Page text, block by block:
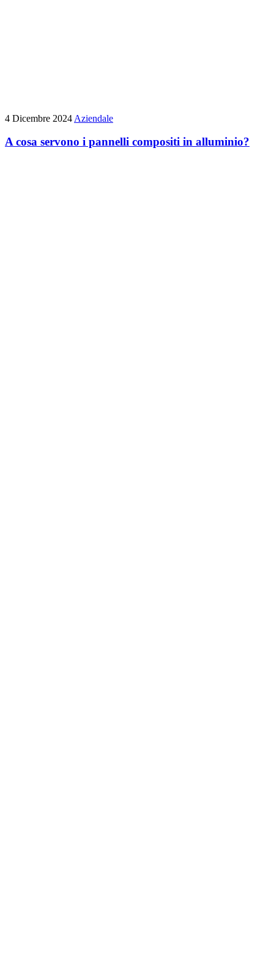
4 Dicembre 2024 Aziendale
A cosa servono i pannelli compositi in alluminio?